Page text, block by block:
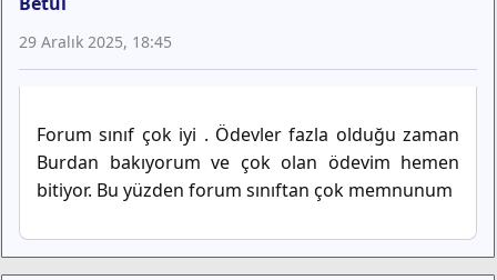
29 Aralık 2025, 18:45
Forum sınıf çok iyi . Ödevler fazla olduğu zaman
Burdan bakıyorum ve çok olan ödevim hemen
bitiyor. Bu yüzden forum sınıftan çok memnunum